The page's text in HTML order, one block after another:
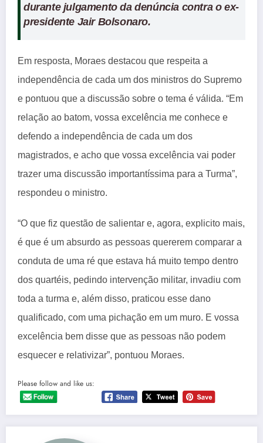
durante julgamento da denúncia contra o ex-
presidente Jair Bolsonaro.
Em resposta, Moraes destacou que respeita a
independência de cada um dos ministros do Supremo
e pontuou que a discussão sobre o tema é válida. “Em
relação ao batom, vossa excelência me conhece e
defendo a independência de cada um dos
magistrados, e acho que vossa excelência vai poder
trazer uma discussão importantíssima para a Turma”,
respondeu o ministro.
“O que fiz questão de salientar e, agora, explicito mais,
é que é um absurdo as pessoas quererem comparar a
conduta de uma ré que estava há muito tempo dentro
dos quartéis, pedindo intervenção militar, invadiu com
toda a turma e, além disso, praticou esse dano
qualificado, com uma pichação em um muro. E vossa
excelência bem disse que as pessoas não podem
esquecer e relativizar”, pontuou Moraes.
Please follow and like us: